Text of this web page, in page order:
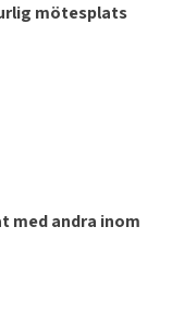
mötesplats
med andra inom